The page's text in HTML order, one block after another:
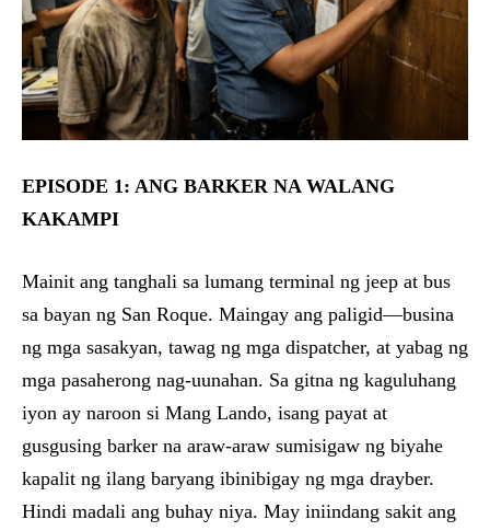
EPISODE 1: ANG BARKER NA WALANG
KAKAMPI
Mainit ang tanghali sa lumang terminal ng jeep at bus
sa bayan ng San Roque. Maingay ang paligid—busina
ng mga sasakyan, tawag ng mga dispatcher, at yabag ng
mga pasaherong nag-uunahan. Sa gitna ng kaguluhang
iyon ay naroon si Mang Lando, isang payat at
gusgusing barker na araw-araw sumisigaw ng biyahe
kapalit ng ilang baryang ibinibigay ng mga drayber.
Hindi madali ang buhay niya. May iniindang sakit ang